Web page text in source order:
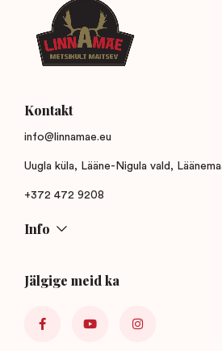
Kontakt
info@linnamae.eu
Uugla küla, Lääne-Nigula vald,
+372 472 9208
Info
Jälgige meid ka